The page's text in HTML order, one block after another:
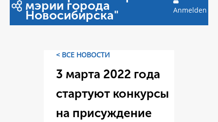
мэрии города
Новосибирска" Anmelden
< ВСЕ НОВОСТИ
3 марта 2022 года
стартуют конкурсы
на присуждение